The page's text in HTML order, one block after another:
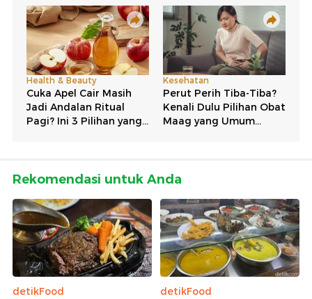
Rekomendasi untuk Anda
detikFood
detikFood